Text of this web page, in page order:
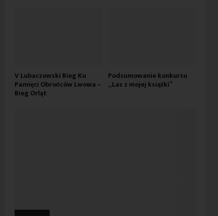
V Lubaczowski Bieg Ku
Pamięci Obrońców Lwowa –
Bieg Orląt
Podsumowanie konkursu
„Las z mojej książki”